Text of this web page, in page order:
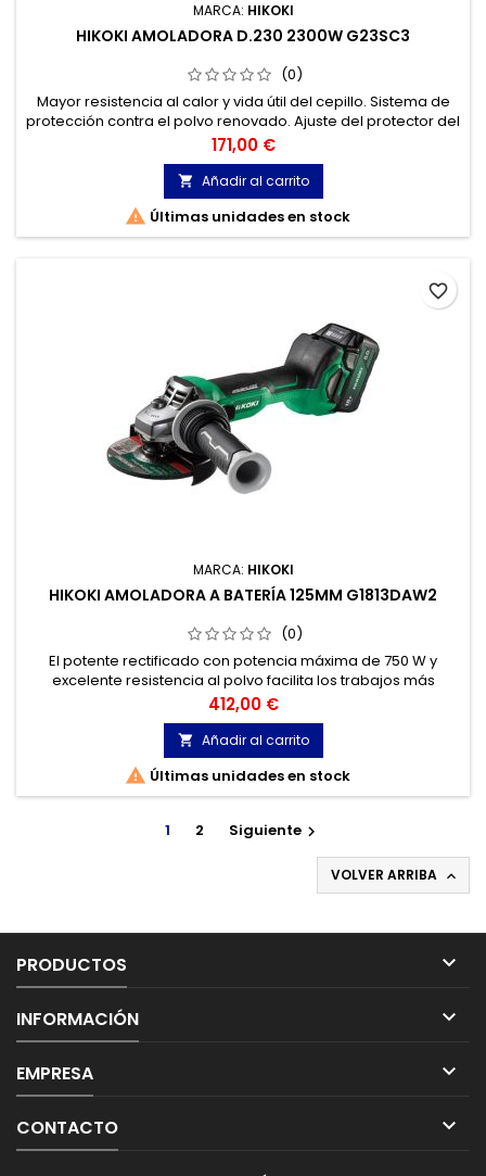
MARCA: HIKOKI
HIKOKI AMOLADORA D.230 2300W G23SC3
(0)
Mayor resistencia al calor y vida útil del cepillo. Sistema de
protección contra el polvo renovado. Ajuste del protector del
disco sin necesidad de herramientas. Mango
antivibraciones. Uso continuo en trabajos duros.
Precio
171,00 €
 Añadir al carrito
 Últimas unidades en stock
MARCA: HIKOKI
HIKOKI AMOLADORA A BATERÍA 125MM G1813DAW2
(0)
El potente rectificado con potencia máxima de 750 W y
excelente resistencia al polvo facilita los trabajos más
difíciles. El control optimizado del motor proporciona una
mayor potencia de salida.
Precio
412,00 €
 Añadir al carrito
 Últimas unidades en stock
favorite_border
1 2 Siguiente 
VOLVER ARRIBA 
PRODUCTOS 
INFORMACIÓN 
EMPRESA 
CONTACTO 